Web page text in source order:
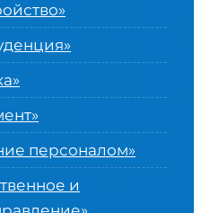
персоналом»
и